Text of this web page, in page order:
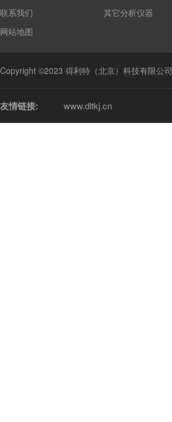
联系我们
网站地图
其它分析仪器
Copyright ©2023 得利特（北京）科技有限公司
友情链接: www.dltkj.cn